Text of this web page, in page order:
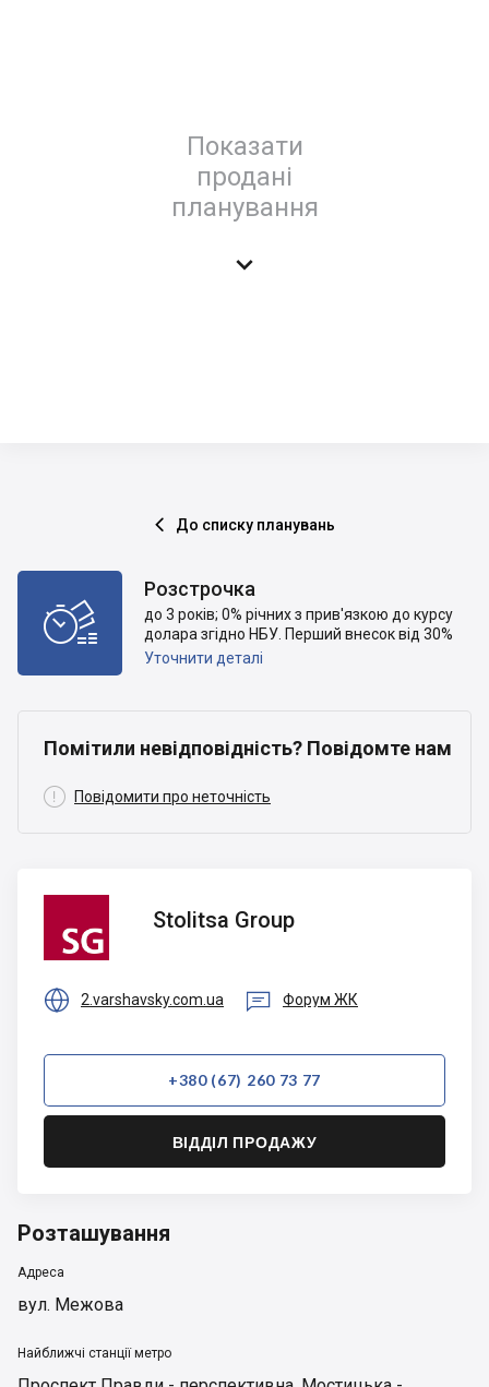
Показати
продані
планування

 До списку планувань

Розстрочка
до 3 років; 0% річних з прив'язкою до курсу
долара згідно НБУ. Перший внесок від 30%
Уточнити деталі
Помітили невідповідність? Повідомте нам
 Повідомити про неточність
Group
Stolitsa Group
 2.varshavsky.com.ua  Форум ЖК
+380 (67) 260 73 77
ВІДДІЛ ПРОДАЖУ
Розташування
Адреса
вул. Межова
Найближчі станції метро